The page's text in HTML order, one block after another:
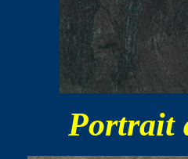
Portrait